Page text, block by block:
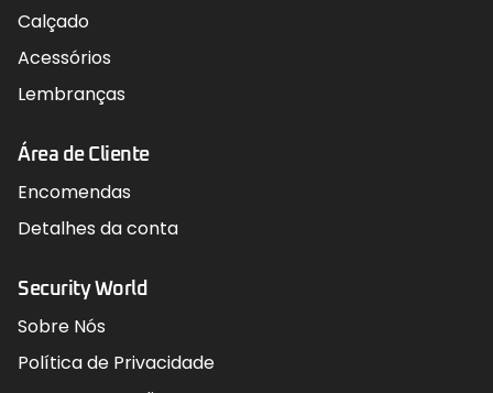
Calçado
Acessórios
Lembranças
Área de Cliente
Encomendas
Detalhes da conta
Security World
Sobre Nós
Política de Privacidade